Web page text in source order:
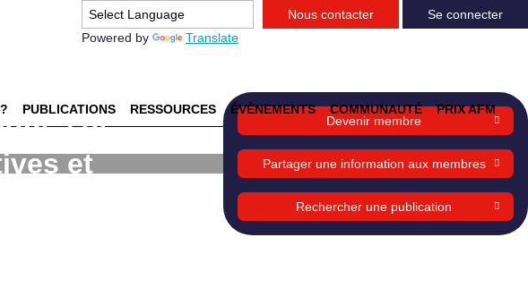
Powered by Translate
Nous contacter Se connecter
PUBLICATIONS RESSOURCES ÉVÈNEMENTS COMMUNAUTÉ PRIX AFM
de
et
Devenir membre
Partager une information aux membres
Rechercher une publication